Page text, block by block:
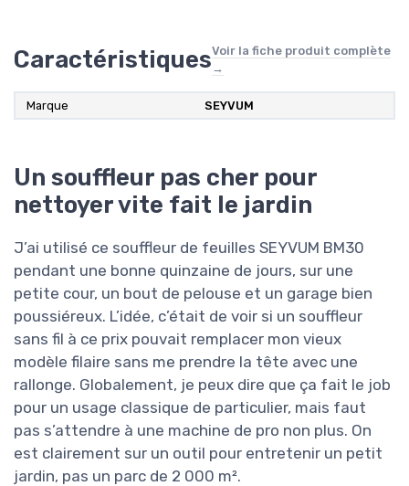
CaractéristiquesVoir la fiche produit complète
→
Marque SEYVUM
Un souffleur pas cher pour
nettoyer vite fait le jardin
J’ai utilisé ce souffleur de feuilles SEYVUM BM30
pendant une bonne quinzaine de jours, sur une
petite cour, un bout de pelouse et un garage bien
poussiéreux. L’idée, c’était de voir si un souffleur
sans fil à ce prix pouvait remplacer mon vieux
modèle filaire sans me prendre la tête avec une
rallonge. Globalement, je peux dire que ça fait le job
pour un usage classique de particulier, mais faut
pas s’attendre à une machine de pro non plus. On
est clairement sur un outil pour entretenir un petit
jardin, pas un parc de 2 000 m².